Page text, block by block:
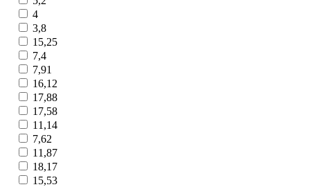
4
3,8
15,25
7,4
7,91
16,12
17,88
17,58
11,14
7,62
11,87
18,17
15,53